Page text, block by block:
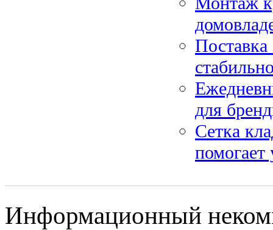
Поставка
для
Сетка
помогает
Информационный